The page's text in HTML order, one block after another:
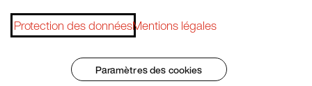
Protection des donnéesMentions légales
Paramètres des cookies